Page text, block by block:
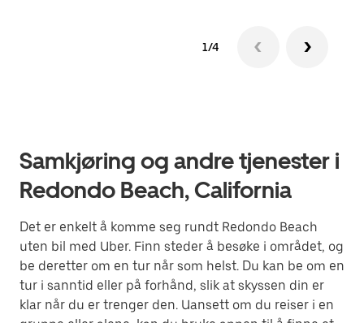
1/4
Samkjøring og andre tjenester i
Redondo Beach, California
Det er enkelt å komme seg rundt Redondo Beach
uten bil med Uber. Finn steder å besøke i området, og
be deretter om en tur når som helst. Du kan be om en
tur i sanntid eller på forhånd, slik at skyssen din er
klar når du er trenger den. Uansett om du reiser i en